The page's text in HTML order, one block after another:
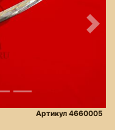
Артикул 4660005